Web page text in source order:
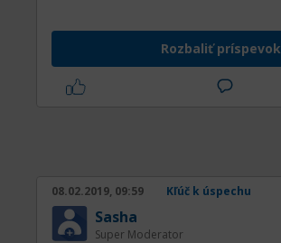
Rozbaliť príspevok
08.02.2019, 09:59 Kľúč k úspechu
Sasha
Super Moderator